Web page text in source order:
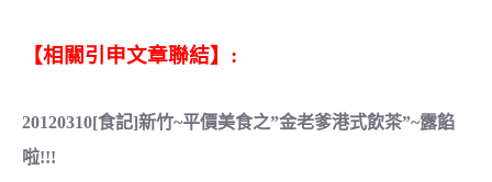
【相關引申文章聯結】:
20120310[食記]新竹~平價美食之”金老爹港式飲茶”~露餡
啦!!!